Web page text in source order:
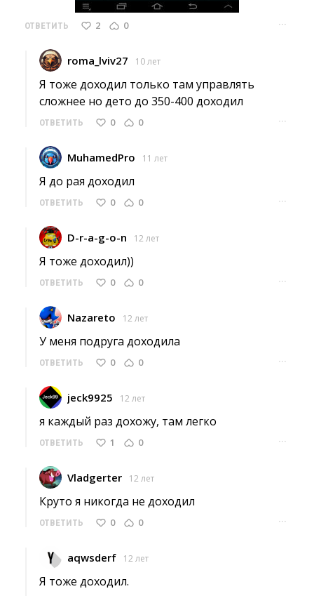
ОТВЕТИТЬ 2 0 ···
roma_lviv27 10 лет
Я тоже доходил только там управлять
сложнее но дето до 350-400 доходил
ОТВЕТИТЬ 0 0 ···
MuhamedPro 11 лет
Я до рая доходил
ОТВЕТИТЬ 0 0 ···
D-r-a-g-o-n 12 лет
Я тоже доходил))
ОТВЕТИТЬ 0 0 ···
Nazareto 12 лет
У меня подруга доходила
ОТВЕТИТЬ 0 0 ···
jeck9925 12 лет
я каждый раз дохожу, там легко
ОТВЕТИТЬ 1 0 ···
Vladgerter 12 лет
Круто я никогда не доходил
ОТВЕТИТЬ 0 0 ···
aqwsderf 12 лет
Я тоже доходил.